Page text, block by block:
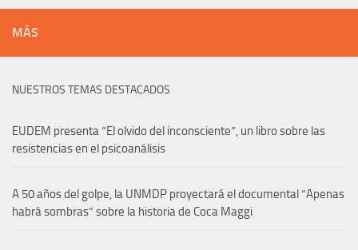
MÁS
NUESTROS TEMAS DESTACADOS
EUDEM presenta “El olvido del inconsciente”, un libro sobre las
resistencias en el psicoanálisis
A 50 años del golpe, la UNMDP proyectará el documental “Apenas
habrá sombras” sobre la historia de Coca Maggi